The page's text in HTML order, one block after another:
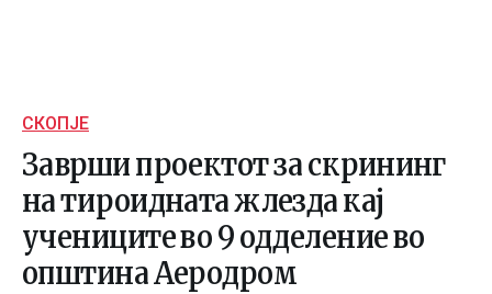
СКОПЈЕ
Заврши проектот за скрининг
на тироидната жлезда кај
учениците во 9 одделение во
општина Аеродром